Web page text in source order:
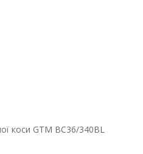
коси GTM BC36/340BL